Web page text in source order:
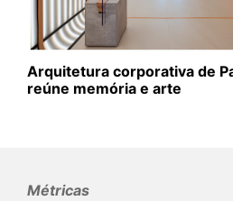
Arquitetura corporativa de
reúne memória e arte
Métricas